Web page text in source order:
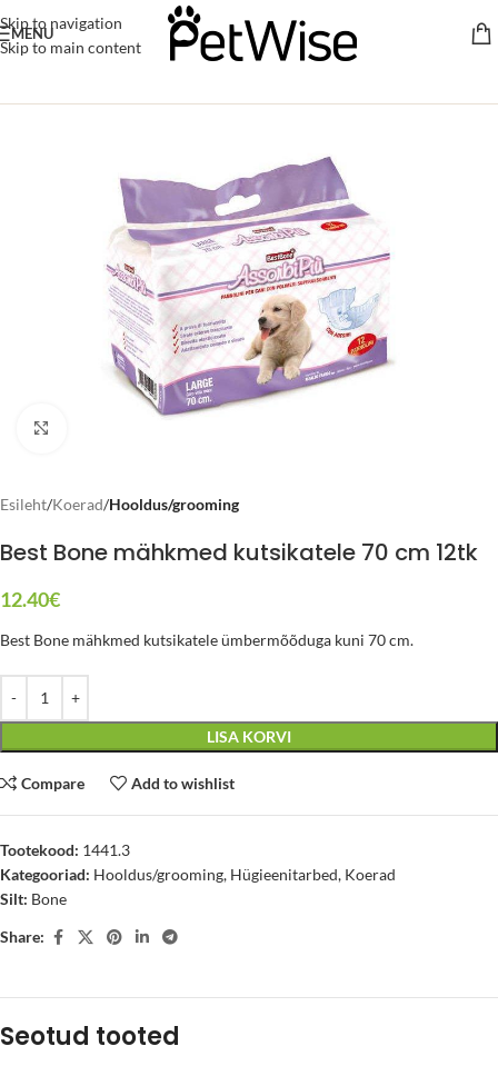
Skip to navigation
Skip to main content
MENU
Esileht Koerad Hooldus/grooming
Best Bone mähkmed kutsikatele 70 cm 12tk
12.40€
Best Bone mähkmed kutsikatele ümbermõõduga kuni 70 cm.
LISA KORVI
Compare Add to wishlist
Tootekood: 1441.3
Kategooriad: Hooldus/grooming, Hügieenitarbed, Koerad
Silt: Bone
Share:
Seotud tooted